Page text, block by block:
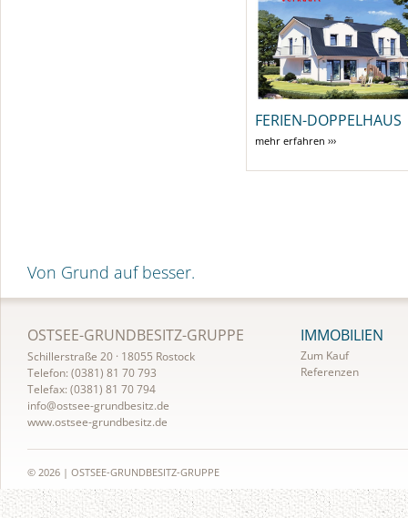
FERIEN-DOPPELHAUS
mehr erfahren ›››
Von Grund auf besser.
N
a
v
t
o
IMMOBILIEN
Zum Kauf
Referenzen
© 2026 | OSTSEE-GRUNDBESITZ-GRUPPE
OSTSEE-GRUNDBESITZ-GRUPPE
Schillerstraße 20 · 18055 Rostock
Telefon: (0381) 81 70 793
Telefax: (0381) 81 70 794
info@ostsee-grundbesitz.de
www.ostsee-grundbesitz.de